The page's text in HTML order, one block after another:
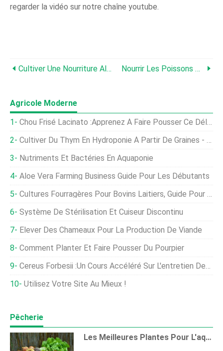
regarder la vidéo sur notre chaîne youtube.
Cultiver Une Nourriture Alternative Pour Poissons, Pas D'argent Dépensé Nourrir Les Poissons Betta De La Bonne Façon
Agricole Moderne
Chou Frisé Lacinato :Apprenez À Faire Pousser Ce Délicieux Chou Frisé Ancien
Cultiver Du Thym En Hydroponie À Partir De Graines - Un Guide Complet
Nutriments Et Bactéries En Aquaponie
Aloe Vera Farming Business Guide Pour Les Débutants
Cultures Fourragères Pour Bovins Laitiers, Guide Pour L'alimentation Laitière
Système De Stérilisation Et Cuiseur Discontinu
Élever Des Chameaux Pour La Production De Viande
Comment Planter Et Faire Pousser Du Pourpier
Cereus Forbesii :Un Cours Accéléré Sur L'entretien Des Plantes Et Des Conseils De Culture
Utilisez Votre Site Au Mieux !
Pêcherie
Les Meilleures Plantes Pour L'aquaponie